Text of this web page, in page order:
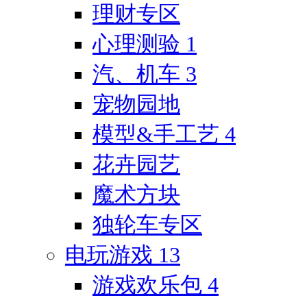
理财专区
心理测验 1
汽、机车 3
宠物园地
模型&手工艺 4
花卉园艺
魔术方块
独轮车专区
电玩游戏 13
游戏欢乐包 4